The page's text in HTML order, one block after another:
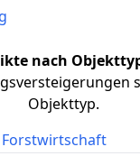
nach
Objekttyp.
Forstwirtschaft